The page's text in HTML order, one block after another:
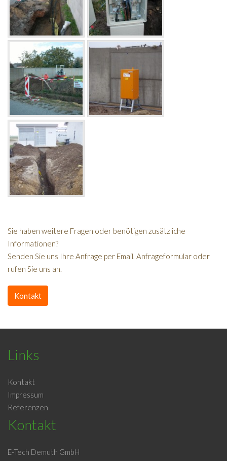
Sie haben weitere Fragen oder benötigen zusätzliche
Informationen?
Senden Sie uns Ihre Anfrage per Email, Anfrageformular oder
rufen Sie uns an.
Kontakt
Links
Kontakt
Impressum
Referenzen
Kontakt
E-Tech Demuth GmbH